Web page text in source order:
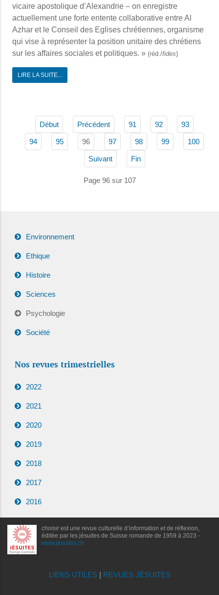
vicaire apostolique d’Alexandrie – on enregistre
actuellement une forte entente collaborative entre Al
Azhar et le Conseil des Eglises chrétiennes, organisme
qui vise à représenter la position unitaire des chrétiens
sur les affaires sociales et politiques. » (réd./fides)
LIRE LA SUITE...
Début Précédent 91 92 93
94 95 96 97 98 99 100
Suivant Fin
Page 96 sur 107
Environnement
Ethique
Histoire
Sciences
Psychologie
Société
Nos revues trimestrielles
2022
2021
2020
2019
2018
2017
2016
choisirest une revue culturelle d’information et de réflexion,
éditée par les jésuites de Suisse romande de 1959 à 2023 -
www.jesuites.ch
LIENS UTILES| REVUES JÉSUITES